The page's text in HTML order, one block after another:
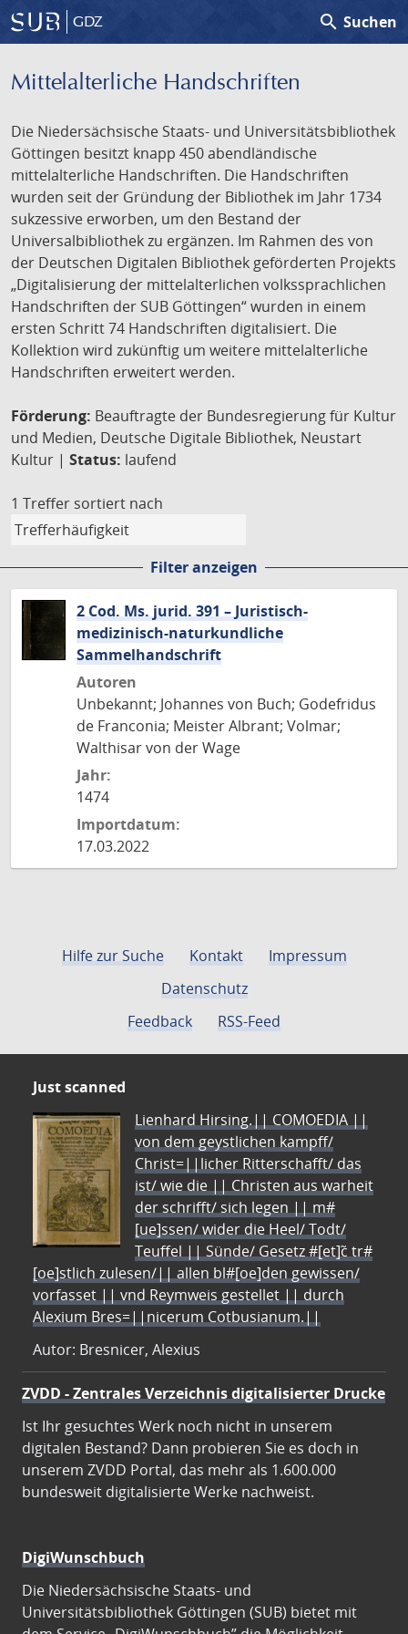
GDZ search Suchen
Mittelalterliche Handschriften
Die Niedersächsische Staats- und Universitätsbibliothek
Göttingen besitzt knapp 450 abendländische
mittelalterliche Handschriften. Die Handschriften
wurden seit der Gründung der Bibliothek im Jahr 1734
sukzessive erworben, um den Bestand der
Universalbibliothek zu ergänzen. Im Rahmen des von
der Deutschen Digitalen Bibliothek geförderten Projekts
„Digitalisierung der mittelalterlichen volkssprachlichen
Handschriften der SUB Göttingen“ wurden in einem
ersten Schritt 74 Handschriften digitalisiert. Die
Kollektion wird zukünftig um weitere mittelalterliche
Handschriften erweitert werden.
Förderung: Beauftragte der Bundesregierung für Kultur
und Medien, Deutsche Digitale Bibliothek, Neustart
Kultur | Status: laufend
1 Treffer sortiert nach
Filter anzeigen
2 Cod. Ms. jurid. 391 – Juristisch-
medizinisch-naturkundliche
Sammelhandschrift
Autoren
Unbekannt; Johannes von Buch; Godefridus
de Franconia; Meister Albrant; Volmar;
Walthisar von der Wage
Jahr:
1474
Importdatum:
17.03.2022
Hilfe zur Suche Kontakt
Impressum
Datenschutz
Feedback
RSS-Feed
Just scanned
Lienhard Hirsing.|| COMOEDIA ||
von dem geystlichen kampff/
Christ=||licher Ritterschafft/ das
ist/ wie die || Christen aus warheit
der schrifft/ sich legen || m#
[ue]ssen/ wider die Heel/ Todt/
Teuffel || Sünde/ Gesetz #[et]c̃ tr#
[oe]stlich zulesen/|| allen bl#[oe]den gewissen/
vorfasset || vnd Reymweis gestellet || durch
Alexium Bres=||nicerum Cotbusianum.||
Autor: Bresnicer, Alexius
ZVDD - Zentrales Verzeichnis digitalisierter Drucke
Ist Ihr gesuchtes Werk noch nicht in unserem
digitalen Bestand? Dann probieren Sie es doch in
unserem ZVDD Portal, das mehr als 1.600.000
bundesweit digitalisierte Werke nachweist.
DigiWunschbuch
Die Niedersächsische Staats- und
Universitätsbibliothek Göttingen (SUB) bietet mit